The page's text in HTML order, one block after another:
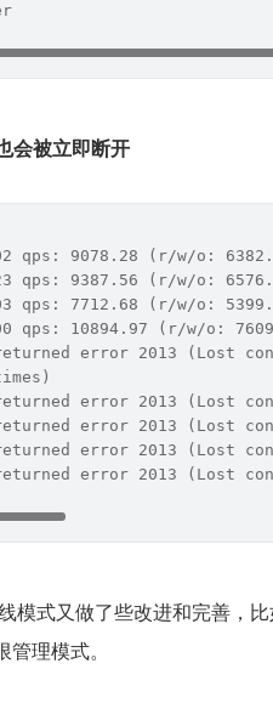
会被立即断开
9078.28 (r/w/o:
9387.56 (r/w/o:
7712.68 (r/w/o:
10894.97 (r/w/o:
error 2013 (Lost
error 2013 (Lost
error 2013 (Lost
error 2013 (Lost
error 2013 (Lost
模式又做了些改进和完善，
理模式。